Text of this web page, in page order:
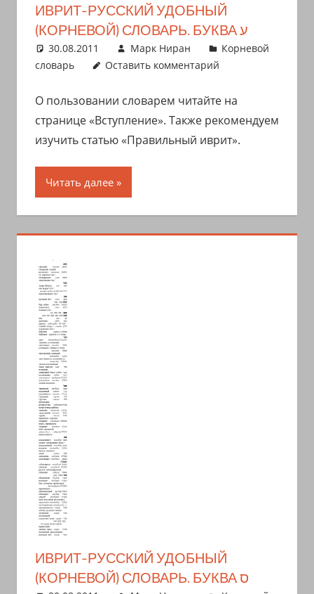
ИВРИТ-РУССКИЙ УДОБНЫЙ
(КОРНЕВОЙ) СЛОВАРЬ. БУКВА ע
30.08.2011 Марк Ниран
Корневой
словарь
Оставить комментарий
О пользовании словарем читайте на
странице «Вступление». Также рекомендуем
изучить статью «Правильный иврит».
Читать далее
ИВРИТ-РУССКИЙ УДОБНЫЙ
(КОРНЕВОЙ) СЛОВАРЬ. БУКВА ס